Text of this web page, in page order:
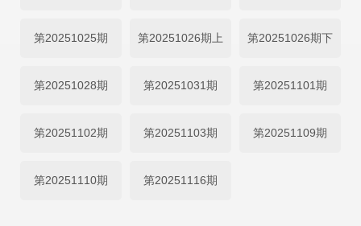
第20251025期 第20251026期上 第20251026期下
第20251028期 第20251031期 第20251101期
第20251102期 第20251103期 第20251109期
第20251110期 第20251116期